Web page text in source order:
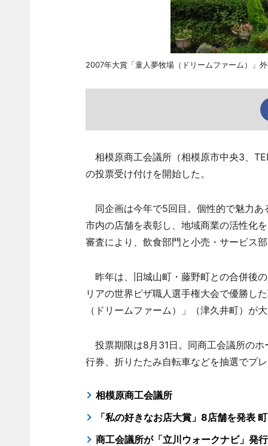
2007年大賞「童人夢牧場（ドリームファーム）」
相模原商工会議所（相模原市中央3、
の投票受け付けを開始した。
同企画は今年で5回目。個性的で魅力あ
市内の店舗を表彰し、地域商業の活性化
審査により、飲食部門と小売・サービス
昨年は、旧城山町・藤野町との合併後
リアの世界ピザ職人選手権大会で優勝し
（ドリームファーム）」（津久井町）が
投票期限は8月31日。同商工会議所の
行券、折りたたみ自転車などを抽選でプ
相模原商工会議所
「私の好きなお店大賞」8店舗を発表
商工会議所が「立川ウォークナビ」発